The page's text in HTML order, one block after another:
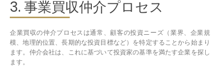
3. 事業買収仲介プロセス
企業買収の仲介プロセスは通常、顧客の投資ニーズ（業界、企業規
模、地理的位置、長期的な投資目標など）を特定することから始まり
ます。仲介会社は、これに基づいて投資家の基準を満たす企業を探し
ます。